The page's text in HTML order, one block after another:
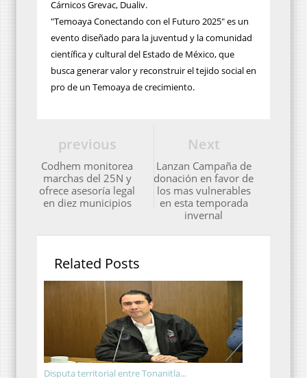
Cárnicos Grevac, Dualiv.
"Temoaya Conectando con el Futuro 2025" es un
evento diseñado para la juventud y la comunidad
científica y cultural del Estado de México, que
busca generar valor y reconstruir el tejido social en
pro de un Temoaya de crecimiento.
Next
Lanzan Campaña de
donación en favor de
los mas vulnerables
en esta temporada
invernal
previous
Codhem monitorea
marchas del 25N y
ofrece asesoría legal
en diez municipios
Related Posts
Disputa territorial entre Tonanitla...